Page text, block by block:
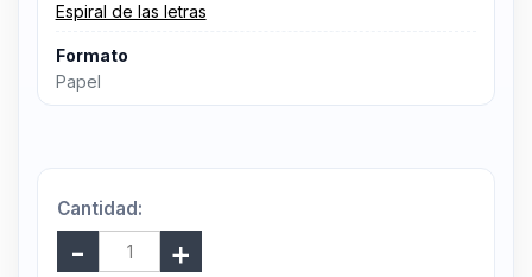
Espiral de las letras
Formato
Papel
Cantidad: